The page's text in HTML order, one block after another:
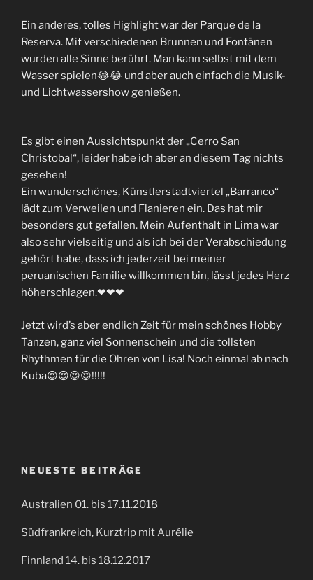
Ein anderes, tolles Highlight war der Parque de la
Reserva. Mit verschiedenen Brunnen und Fontänen
wurden alle Sinne berührt. Man kann selbst mit dem
Wasser spielen😂😂 und aber auch einfach die Musik-
und Lichtwassershow genießen.
Es gibt einen Aussichtspunkt der „Cerro San
Christobal“, leider habe ich aber an diesem Tag nichts
gesehen!
Ein wunderschönes, Künstlerstadtviertel „Barranco“
lädt zum Verweilen und Flanieren ein. Das hat mir
besonders gut gefallen. Mein Aufenthalt in Lima war
also sehr vielseitig und als ich bei der Verabschiedung
gehört habe, dass ich jederzeit bei meiner
peruanischen Familie willkommen bin, lässt jedes Herz
höherschlagen.❤❤❤
Jetzt wird’s aber endlich Zeit für mein schönes Hobby
Tanzen, ganz viel Sonnenschein und die tollsten
Rhythmen für die Ohren von Lisa! Noch einmal ab nach
Kuba😍😍😍😍!!!!!
NEUESTE BEITRÄGE
Australien 01. bis 17.11.2018
Südfrankreich, Kurztrip mit Aurélie
Finnland 14. bis 18.12.2017